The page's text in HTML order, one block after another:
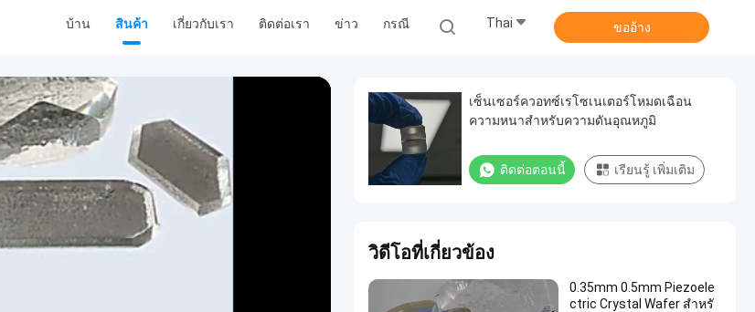
บ้าน สินค้า เกี่ยวกับเรา ติดต่อเรา ข่าว กรณี Thai ขออ้าง
เซ็นเซอร์ควอทซ์เรโซเนเตอร์โหมดเฉือน
ความหนาสำหรับความดันอุณหภูมิ
ติดต่อตอนนี้ เรียนรู้ เพิ่มเติม
วิดีโอที่เกี่ยวข้อง
0.35mm 0.5mm Piezoele
ctric Crystal Wafer สำหรั